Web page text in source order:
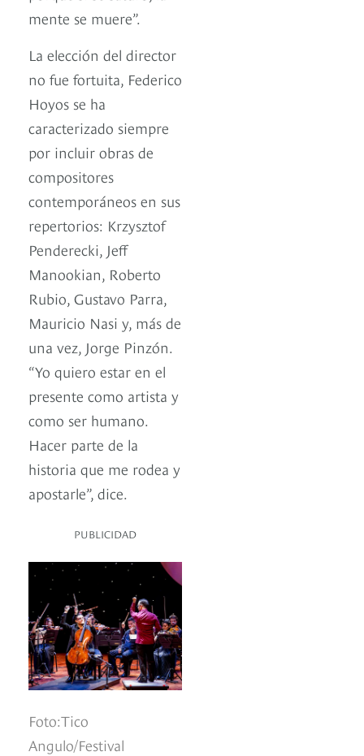
mente se muere”.
La elección del director
no fue fortuita, Federico
Hoyos se ha
caracterizado siempre
por incluir obras de
compositores
contemporáneos en sus
repertorios: Krzysztof
Penderecki, Jeff
Manookian, Roberto
Rubio, Gustavo Parra,
Mauricio Nasi y, más de
una vez, Jorge Pinzón.
“Yo quiero estar en el
presente como artista y
como ser humano.
Hacer parte de la
historia que me rodea y
apostarle”, dice.
PUBLICIDAD
Foto:Tico
Angulo/Festival